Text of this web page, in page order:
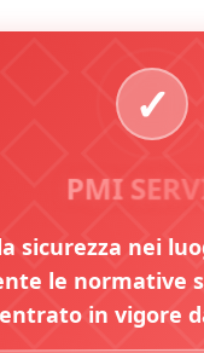
PMI
sicurezza nei
le normative
in vigore